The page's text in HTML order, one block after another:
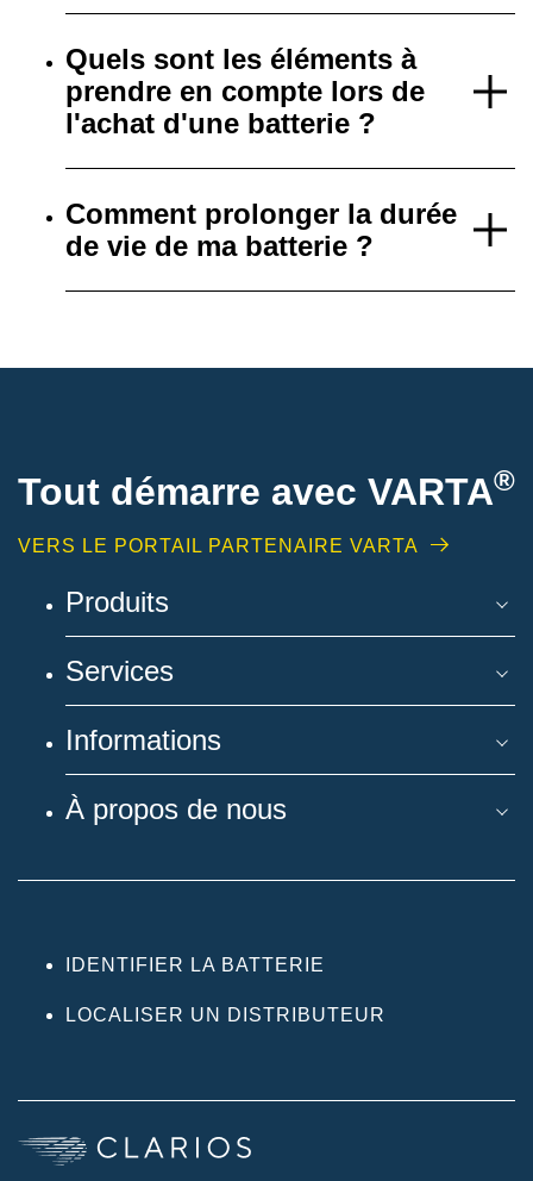
Quels sont les éléments à
prendre en compte lors de
l'achat d'une batterie ?
Comment prolonger la durée
de vie de ma batterie ?
Tout démarre avec VARTA®
VERS LE PORTAIL PARTENAIRE VARTA
Produits
Services
Informations
À propos de nous
IDENTIFIER LA BATTERIE
LOCALISER UN DISTRIBUTEUR